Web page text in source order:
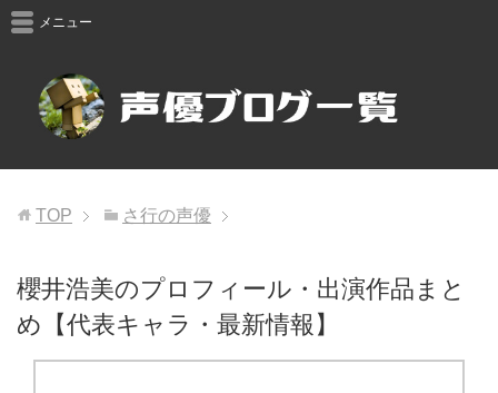
メニュー
TOP さ行の声優
櫻井浩美のプロフィール・出演作品まと
め【代表キャラ・最新情報】